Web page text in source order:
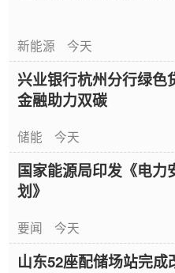
新能源 今天
兴业银行杭州分行绿色
金融助力双碳
储能 今天
国家能源局印发《电力
划》
要闻 今天
山东52座配储场站完